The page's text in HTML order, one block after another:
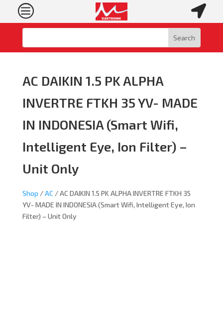
c 
AC DAIKIN 1.5 PK ALPHA
INVERTRE FTKH 35 YV- MADE
IN INDONESIA (Smart Wifi,
Intelligent Eye, Ion Filter) –
Unit Only
Shop /AC / AC DAIKIN 1.5 PK ALPHA INVERTRE FTKH 35
YV- MADE IN INDONESIA (Smart Wifi, Intelligent Eye, Ion
Filter) – Unit Only